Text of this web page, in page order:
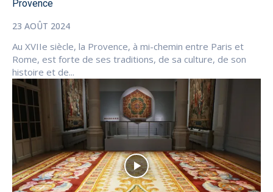
Provence
23 AOÛT 2024
Au XVIIe siècle, la Provence, à mi-chemin entre Paris et
Rome, est forte de ses traditions, de sa culture, de son
histoire et de...